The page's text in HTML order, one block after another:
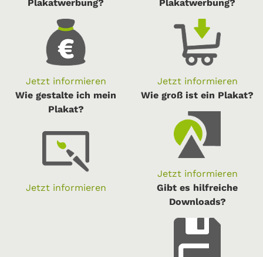
Plakatwerbung?
Jetzt informieren
Plakatwerbung?
Jetzt informieren
Wie gestalte ich mein
Plakat?
Jetzt informieren
Wie groß ist ein Plakat?
Jetzt informieren
Gibt es hilfreiche
Downloads?